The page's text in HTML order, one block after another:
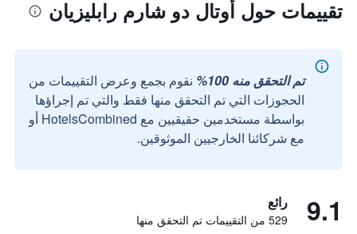
تقييمات حول أوتال دو شارم رابليزيان
تم التحقق منه 100%
نقوم بجمع وعرض التقييمات من
الحجوزات التي تم التحقق منها فقط والتي تم إجراؤها
بواسطة مستخدمين حقيقيين مع HotelsCombined أو
مع شركائنا الخارجيين الموثوقين.
9.1 رائع
529 من التقييمات تم التحقق منها